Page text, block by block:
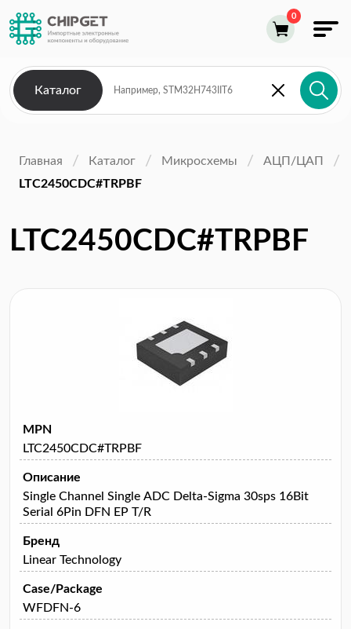
Каталог
Главная Каталог Микросхемы
АЦП/ЦАП
LTC2450CDC#TRPBF
LTC2450CDC#TRPBF
MPN
LTC2450CDC#TRPBF
Описание
Single Channel Single ADC Delta-Sigma 30sps 16Bit
Serial 6Pin DFN EP T/R
Бренд
Linear Technology
Case/Package
WFDFN-6